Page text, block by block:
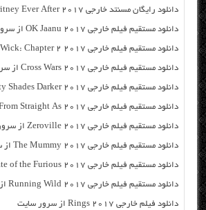
دانلود رایگان مسنتد خارجی Britney Ever After 2017 با لینک مستقیم
دانلود مستقیم فیلم خارجی OK Jaanu 2017 از سرور سایت
دانلود مستقیم فیلم خارجی John Wick: Chapter 2 2017 از سرور سایت
دانلود مستقیم فیلم خارجی Cross Wars 2017 از سرور سایت
دانلود مستقیم فیلم خارجی Fifty Shades Darker 2017 از سرور سایت
دانلود مستقیم فیلم خارجی From Straight As 2017 از سرور سایت
دانلود مستقیم فیلم خارجی Zeroville 2017 از سرور سایت
دانلود مستقیم فیلم خارجی The Mummy 2017 از سرور سایت
دانلود مستقیم فیلم خارجی The Fate of the Furious 2017 از سرور سایت
دانلود مستقیم فیلم خارجی Running Wild 2017 از سرور سایت
دانلود فیلم خارجی Rings 2017 از سرور سایت